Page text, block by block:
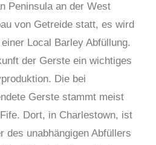
Peninsula an der West
von Getreide statt, es wird
Local Barley Abfüllung.
der Gerste ein wichtiges
Die bei
Gerste stammt meist
Dort, in Charlestown, ist
des unabhängigen Abfüllers